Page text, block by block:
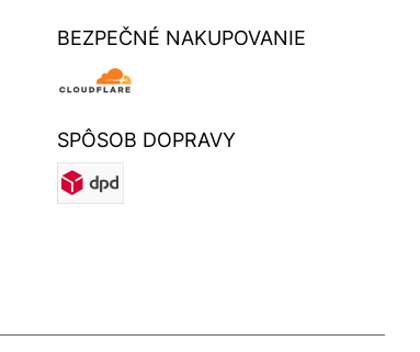
BEZPEČNÉ NAKUPOVANIE
SPÔSOB DOPRAVY